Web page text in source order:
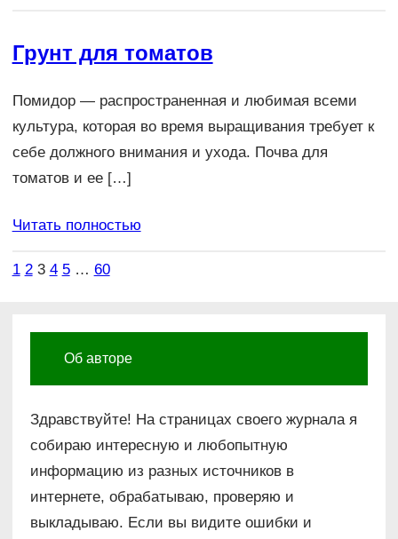
Грунт для томатов
Помидор — распространенная и любимая всеми
культура, которая во время выращивания требует к
себе должного внимания и ухода. Почва для
томатов и ее […]
Читать полностью
1 2 3 4 5 … 60
Об авторе
Здравствуйте! На страницах своего журнала я
собираю интересную и любопытную
информацию из разных источников в
интернете, обрабатываю, проверяю и
выкладываю. Если вы видите ошибки и